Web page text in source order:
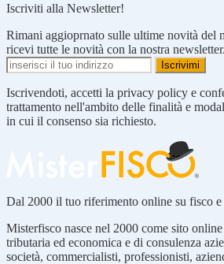
Iscriviti alla Newsletter!
Rimani aggioprnato sulle ultime novità del
ricevi tutte le novità con la nostra newsletter.
Iscrivendoti, accetti la privacy policy e
trattamento nell'ambito delle finalità e
in cui il consenso sia richiesto.
Dal 2000 il tuo riferimento online su fisco e
Misterfisco nasce nel 2000 come sito
tributaria ed economica e di consulenza
società, commercialisti, professionisti,